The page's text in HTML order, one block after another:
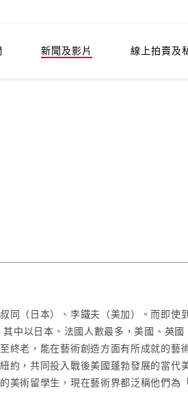
新聞及影片 線上拍賣及
（日本）、李鐵夫（美加）。而即使
中以日本、法國人數最多，美國、英
老，能在藝術創造方面有所成就的藝
，共同投入戰後美國蓬勃發展的當代
術留學生，現在藝術界都泛稱他們為